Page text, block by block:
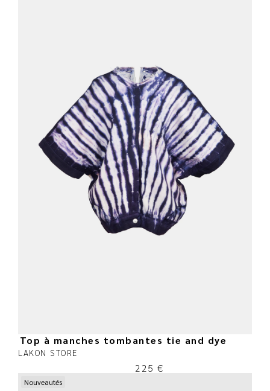
Top à manches tombantes tie and dye
LAKON STORE
225 €
Nouveautés